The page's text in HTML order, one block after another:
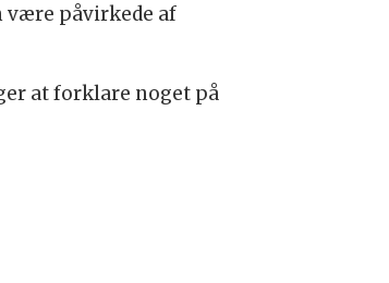
være påvirkede af
at forklare noget på